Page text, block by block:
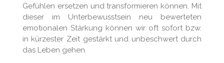
Gefühlen ersetzen und transformieren können. Mit
dieser im Unterbewusstsein neu bewerteten
emotionalen Stärkung können wir oft sofort bzw.
in kürzester Zeit gestärkt und unbeschwert durch
das Leben gehen.